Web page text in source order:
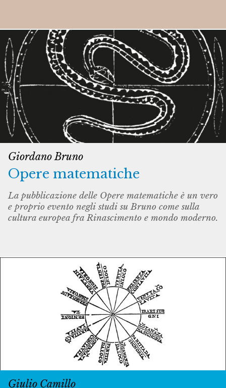
Giordano Bruno
Opere matematiche
La pubblicazione delle Opere matematiche è un vero
e proprio evento negli studi su Bruno come sulla
cultura europea fra Rinascimento e mondo moderno.
Giulio Camillo